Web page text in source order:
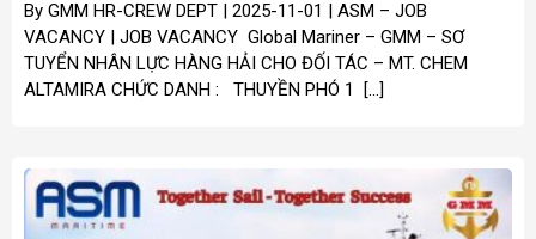
By GMM HR-CREW DEPT | 2025-11-01 | ASM – JOB
VACANCY | JOB VACANCY Global Mariner – GMM – SƠ
TUYỂN NHÂN LỰC HÀNG HẢI CHO ĐỐI TÁC – MT. CHEM
ALTAMIRA CHỨC DANH : THUYỀN PHÓ 1 […]